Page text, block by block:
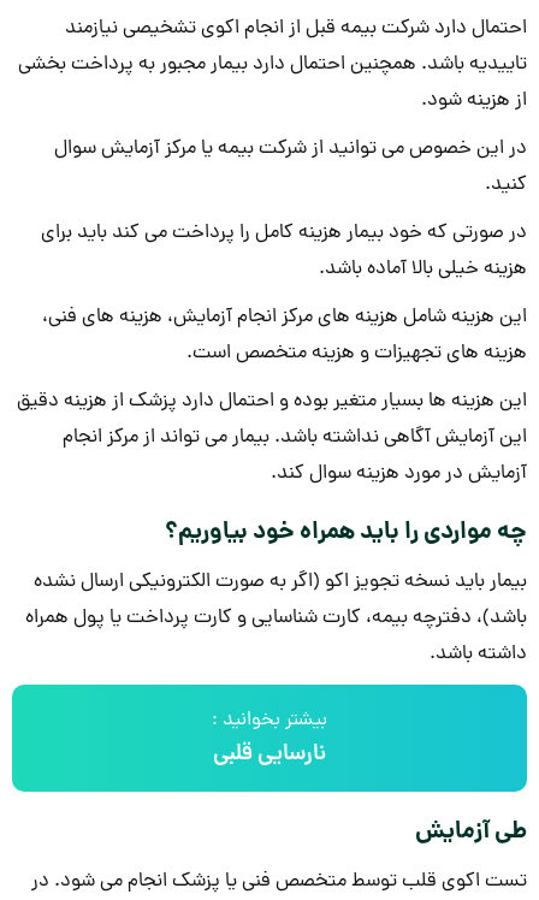
احتمال دارد شرکت بیمه قبل از انجام اکوی تشخیصی نیازمند
تاییدیه باشد. همچنین احتمال دارد بیمار مجبور به پرداخت بخشی
از هزینه شود.
در این خصوص می توانید از شرکت بیمه یا مرکز آزمایش سوال
کنید.
در صورتی که خود بیمار هزینه کامل را پرداخت می کند باید برای
هزینه خیلی بالا آماده باشد.
این هزینه شامل هزینه های مرکز انجام آزمایش، هزینه های فنی،
هزینه های تجهیزات و هزینه متخصص است.
این هزینه ها بسیار متغیر بوده و احتمال دارد پزشک از هزینه دقیق
این آزمایش آگاهی نداشته باشد. بیمار می تواند از مرکز انجام
آزمایش در مورد هزینه سوال کند.
چه مواردی را باید همراه خود بیاوریم؟
بیمار باید نسخه تجویز اکو (اگر به صورت الکترونیکی ارسال نشده
باشد)، دفترچه بیمه، کارت شناسایی و کارت پرداخت یا پول همراه
داشته باشد.
بیشتر بخوانید :
نارسایی قلبی
طی آزمایش
تست اکوی قلب توسط متخصص فنی یا پزشک انجام می شود. در